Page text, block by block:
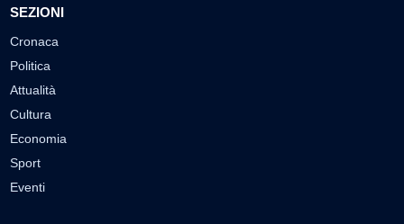
SEZIONI
Cronaca
Politica
Attualità
Cultura
Economia
Sport
Eventi